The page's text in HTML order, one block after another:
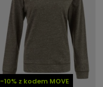
-10% z kodem MOVE